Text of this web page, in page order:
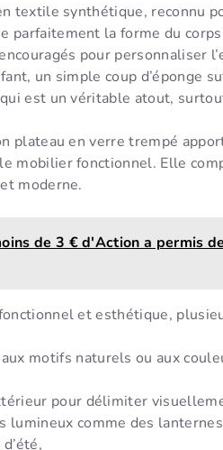
textile synthétique, reconnu
parfaitement la forme du
pour personnaliser
un simple coup d’éponge
est un véritable atout,
plateau en verre trempé
mobilier fonctionnel. Elle
moderne.
de 3 € d'Action a permis
fonctionnel et esthétique,
motifs naturels ou aux
pour délimiter
lumineux comme des